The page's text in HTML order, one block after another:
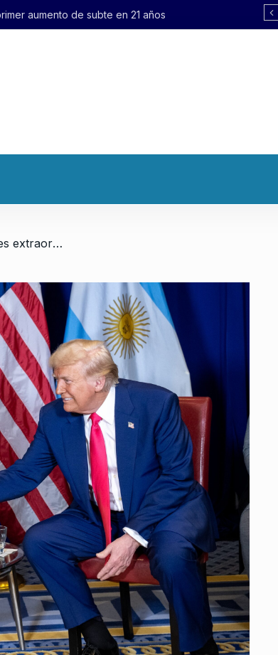
aumento de subte en 21 años
/ El país colonial necesita leyes extraordinarias